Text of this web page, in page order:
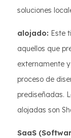
soluciones
alojado: Este
aquellos que
externamente
proceso de
prediseñadas.
alojadas son
SaaS